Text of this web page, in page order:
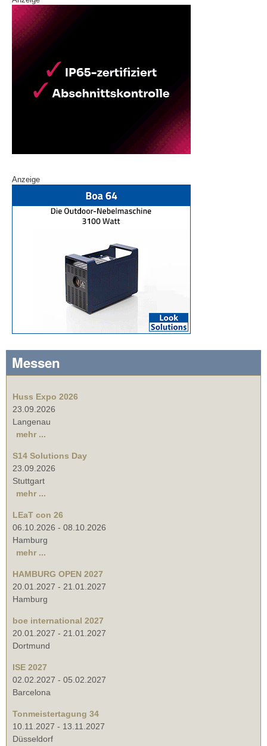
Anzeige
Messen
Huss Expo 2026
23.09.2026
Langenau
mehr ...
S14 Solutions Day
23.09.2026
Stuttgart
mehr ...
LEaT con 26
06.10.2026 - 08.10.2026
Hamburg
mehr ...
HAMBURG OPEN 2027
20.01.2027 - 21.01.2027
Hamburg
boe international 2027
20.01.2027 - 21.01.2027
Dortmund
ISE 2027
02.02.2027 - 05.02.2027
Barcelona
Tonmeistertagung 34
10.11.2027 - 13.11.2027
Düsseldorf